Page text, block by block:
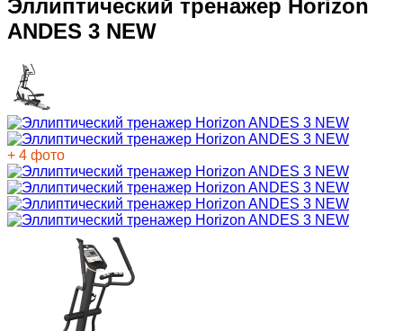
Эллиптический тренажер Horizon
ANDES 3 NEW
+ 4 фото